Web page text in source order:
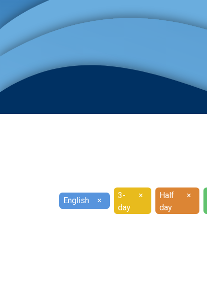
English ×
3-
day
×
Half
day
×